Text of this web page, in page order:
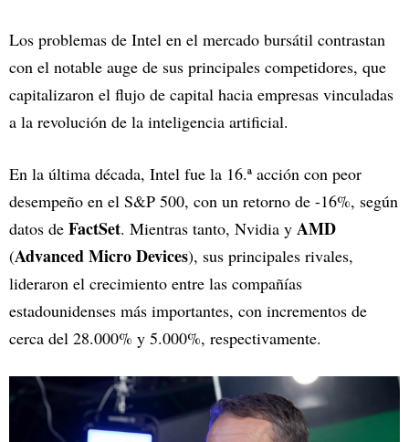
Los problemas de Intel en el mercado bursátil contrastan
con el notable auge de sus principales competidores, que
capitalizaron el flujo de capital hacia empresas vinculadas
a la revolución de la inteligencia artificial.
En la última década, Intel fue la 16.ª acción con peor
desempeño en el S&P 500, con un retorno de -16%, según
datos de FactSet. Mientras tanto, Nvidia y AMD
(Advanced Micro Devices), sus principales rivales,
lideraron el crecimiento entre las compañías
estadounidenses más importantes, con incrementos de
cerca del 28.000% y 5.000%, respectivamente.